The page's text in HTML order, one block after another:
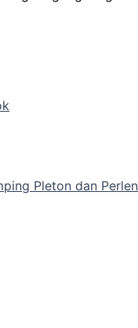
Pleton dan